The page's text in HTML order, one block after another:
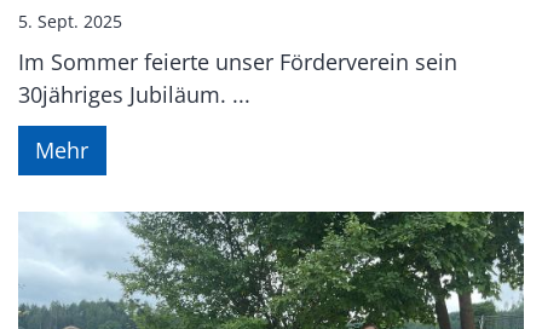
5. Sept. 2025
Im Sommer feierte unser Förderverein sein
30jähriges Jubiläum. ...
Mehr